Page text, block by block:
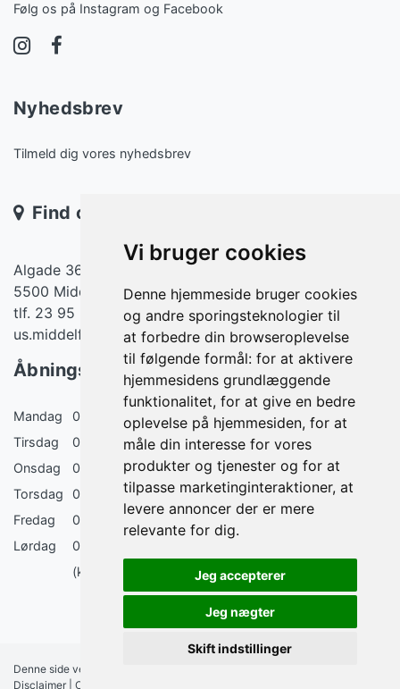
Vi bruger cookies
Denne hjemmeside bruger cookies
og andre sporingsteknologier til
at forbedre din browseroplevelse
til følgende formål: for at aktivere
hjemmesidens grundlæggende
funktionalitet, for at give en bedre
oplevelse på hjemmesiden, for at
måle din interesse for vores
produkter og tjenester og for at
tilpasse marketinginteraktioner, at
levere annoncer der er mere
relevante for dig.
Jeg accepterer
Jeg nægter
Skift indstillinger
Følg os på Instagram og Facebook
Nyhedsbrev
Tilmeld dig vores nyhedsbrev
Find os
Algade 36
5500 Middelfart
tlf. 23 95 83 08
us.middelfart@gmail.com
Åbningstider
Mandag
08:30 - 19:00
Tirsdag
08:30 - 18:00
Onsdag
08:30 - 17:00 (18:00 ulige uger)
Torsdag
08:30 - 17:00 (18:00 ulige uger)
Fredag
08:30 - 16:00
Lørdag
09:00 - 14:00
(kun lørdags åbent den 1. lørdag i måneden)
Denne side vedligeholdes af FÆRCH A/S |
Disclaimer
Opdater cookie præferencer